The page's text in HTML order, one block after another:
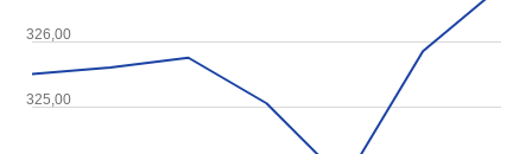
325,00
326,00